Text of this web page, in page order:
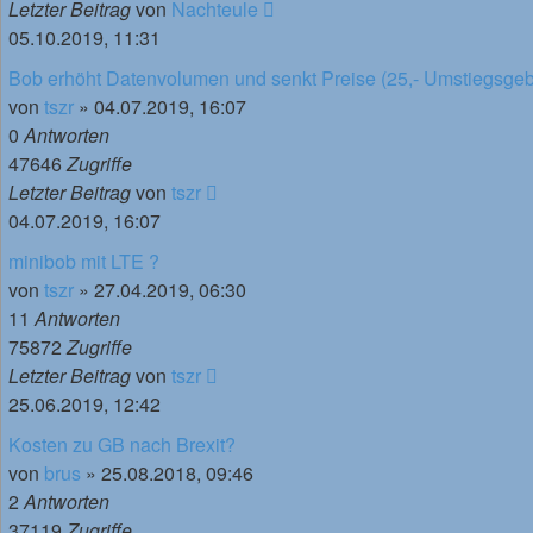
Letzter Beitragvon Nachteule
05.10.2019, 11:31
Bob erhöht Datenvolumen und senkt Preise (25,-
von tszr » 04.07.2019, 16:07
0Antworten
47646Zugriffe
Letzter Beitragvon tszr
04.07.2019, 16:07
minibob mit LTE ?
von tszr » 27.04.2019, 06:30
11Antworten
75872Zugriffe
Letzter Beitragvon tszr
25.06.2019, 12:42
Kosten zu GB nach Brexit?
von brus » 25.08.2018, 09:46
2Antworten